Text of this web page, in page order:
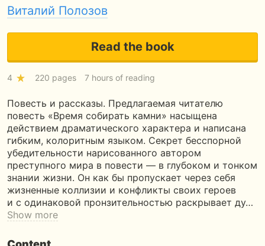
Виталий Полозов
Read the book
4 220 pages 7 hours of reading
Повесть и рассказы. Предлагаемая читателю
повесть «Время собирать камни» насыщена
действием драматического характера и написана
гибким, колоритным языком. Секрет бесспорной
убедительности нарисованного автором
преступного мира в повести — в глубоком и тонком
знании жизни. Он как бы пропускает через себя
жизненные коллизии и конфликты своих героев
и с одинаковой пронзительностью раскрывает ду…
Show more